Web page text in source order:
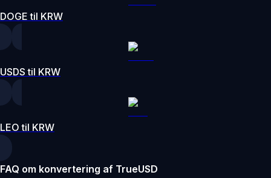
DOGE til KRW
USDS til KRW
LEO til KRW
FAQ om konvertering af TrueUSD